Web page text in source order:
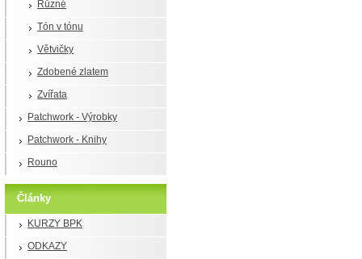
Různé
Tón v tónu
Větvičky
Zdobené zlatem
Zvířata
Patchwork - Výrobky
Patchwork - Knihy
Rouno
Články
KURZY BPK
ODKAZY